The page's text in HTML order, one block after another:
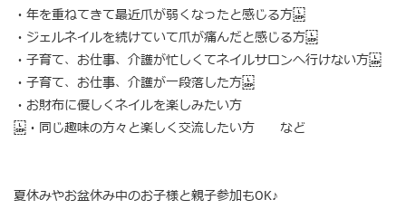
・年を重ねてきて最近爪が弱くなったと感じる方
・ジェルネイルを続けていて爪が痛んだと感じる方
・子育て、お仕事、介護が忙しくてネイルサロンへ行けない方
・子育て、お仕事、介護が一段落した方
・お財布に優しくネイルを楽しみたい方
・同じ趣味の方々と楽しく交流したい方 など
夏休みやお盆休み中のお子様と親子参加もOK♪